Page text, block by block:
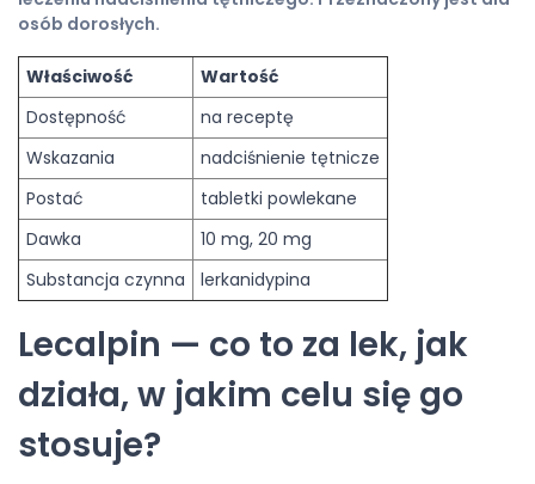
osób dorosłych.
Właściwość
Wartość
Dostępność
na receptę
Wskazania
nadciśnienie tętnicze
Postać
tabletki powlekane
Dawka
10 mg, 20 mg
Substancja czynna
lerkanidypina
Lecalpin — co to za lek, jak
działa, w jakim celu się go
stosuje?